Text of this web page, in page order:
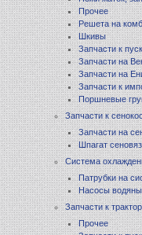
Прочее
Решета на
Шкивы
Запчасти к
Запчасти на
Запчасти на
Запчасти к
Поршневые
Запчасти к
Запчасти на
Шпагат
Система
Патрубки на
Насосы
Запчасти к
Прочее